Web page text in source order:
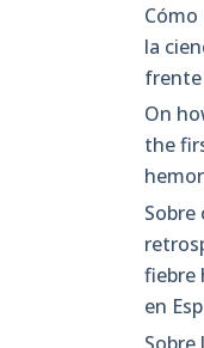
la
frente
On
the
fiebre
en